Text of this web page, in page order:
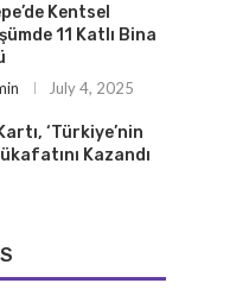
Kentsel
11 Katlı Bina
July 4, 2025
‘Türkiye’nin
Kazandı